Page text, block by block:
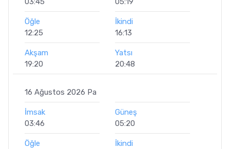
Öğle
12:25
İkindi
16:13
Akşam
19:20
Yatsı
20:48
16 Ağustos 2026 Pa
İmsak
03:46
Güneş
05:20
Öğle
İkindi